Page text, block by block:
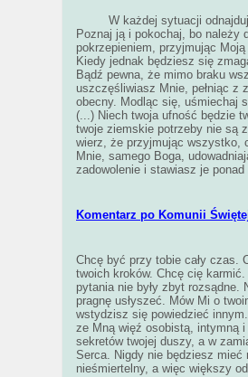
W każdej sytuacji odnajduj
Poznaj ją i pokochaj, bo należy
pokrzepieniem, przyjmując
Kiedy jednak będziesz się
Bądź pewna, że mimo braku
uszczęśliwiasz Mnie, pełniąc z
obecny. Modląc się, uśmiechaj
(...) Niech twoja ufność będzie
twoje ziemskie potrzeby nie są
wierz, że przyjmując wszystko,
Mnie, samego Boga,
zadowolenie i stawiasz je ponad
Komentarz po Komunii
Chcę być przy tobie cały czas.
twoich kroków. Chcę cię
pytania nie były zbyt
pragnę usłyszeć. Mów Mi o
wstydzisz się powiedzieć
ze Mną więź osobistą, intymną
sekretów twojej duszy, a w
Serca. Nigdy nie będziesz
nieśmiertelny, a więc większy od